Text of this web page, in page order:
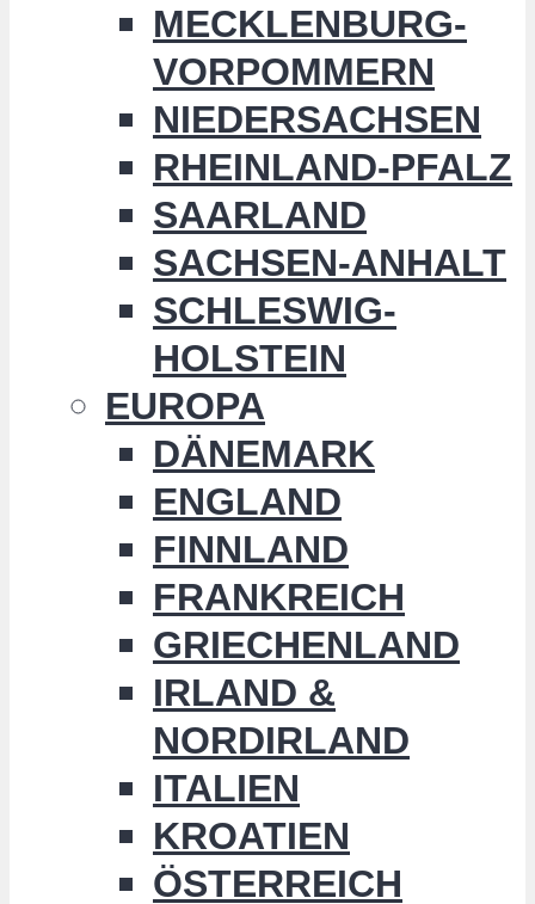
MECKLENBURG-
VORPOMMERN
NIEDERSACHSEN
RHEINLAND-PFALZ
SAARLAND
SACHSEN-ANHALT
SCHLESWIG-
HOLSTEIN
EUROPA
DÄNEMARK
ENGLAND
FINNLAND
FRANKREICH
GRIECHENLAND
IRLAND &
NORDIRLAND
ITALIEN
KROATIEN
ÖSTERREICH